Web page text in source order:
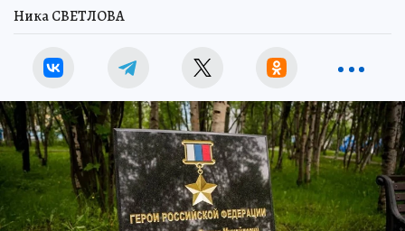
Ника СВЕТЛОВА